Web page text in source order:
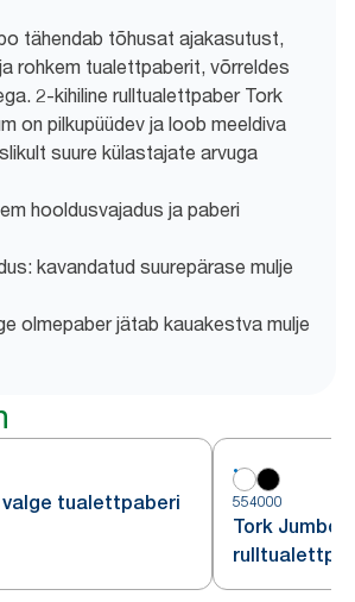
tähendab tõhusat ajakasutust,
rohkem tualettpaberit, võrreldes
2-kihiline rulltualettpaber Tork
on pilkupüüdev ja loob meeldiva
suure külastajate arvuga
hooldusvajadus ja paberi
kavandatud suurepärase mulje
olmepaber jätab kauakestva mulje
valge tualettpaberi
554000
Tork Jumbo